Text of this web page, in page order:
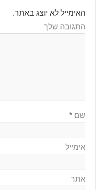
האימייל לא יוצג באתר.
התגובה שלך
שם*
אימייל
אתר